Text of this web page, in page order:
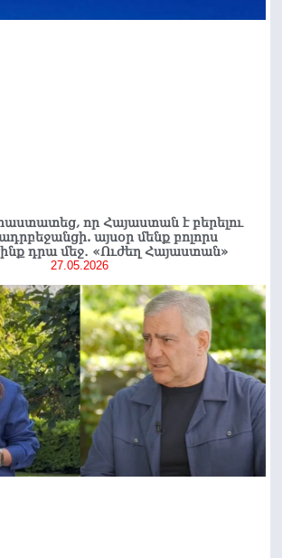
որ Հայաստան է բերելու
այսօր մենք բոլորս
դրա մեջ․ «Ուժեղ Հայաստան»
27.05.2026